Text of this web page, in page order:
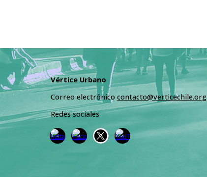
Vértice Urbano
Correo electrónico contacto@verticechile.org
Redes sociales